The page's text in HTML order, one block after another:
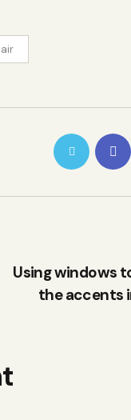
Using windows
the accents